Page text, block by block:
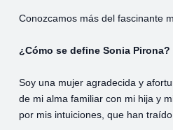
Conozcamos más del fascinante
¿Cómo se define Sonia Pirona?
Soy una mujer agradecida y
de mi alma familiar con mi hija y
por mis intuiciones, que han